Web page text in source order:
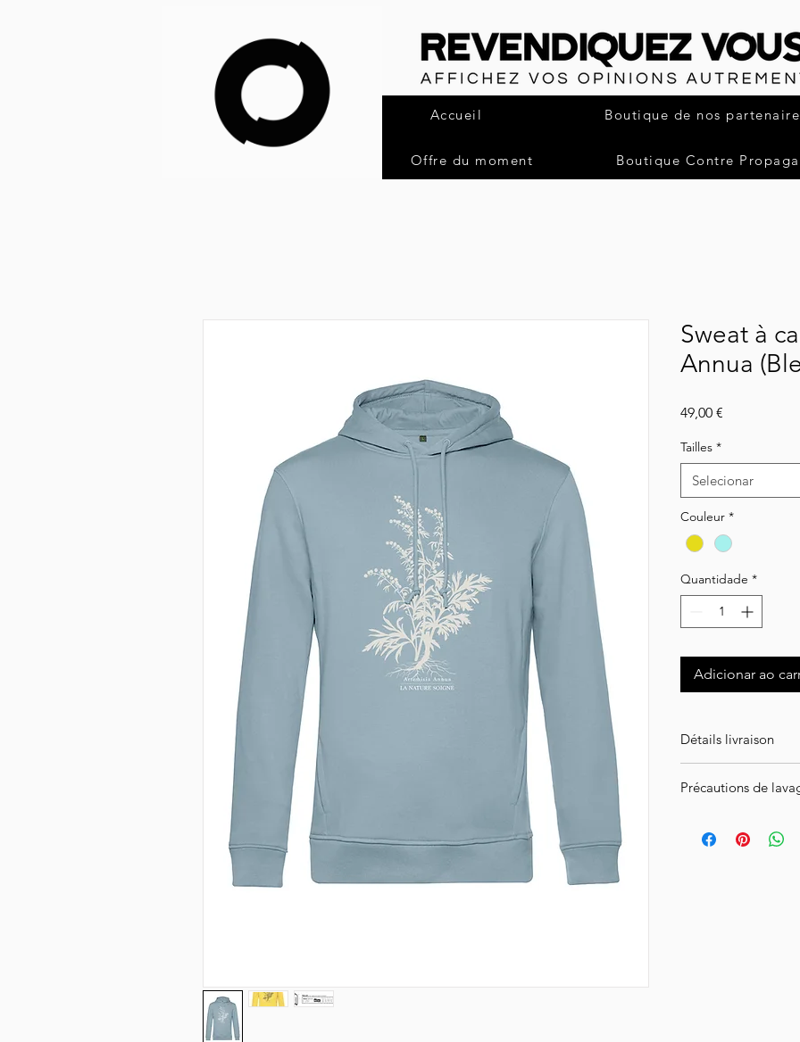
Accueil Boutique de nos
Offre du moment Boutique Contre
Sweat à
Annua
49,00 €
Tailles *
Selecionar
Couleur *
Quantidade *
Adicionar ao
Détails livraison
l'intégralité de votre
Livraison en
Précautions de
l'envers à 30°,